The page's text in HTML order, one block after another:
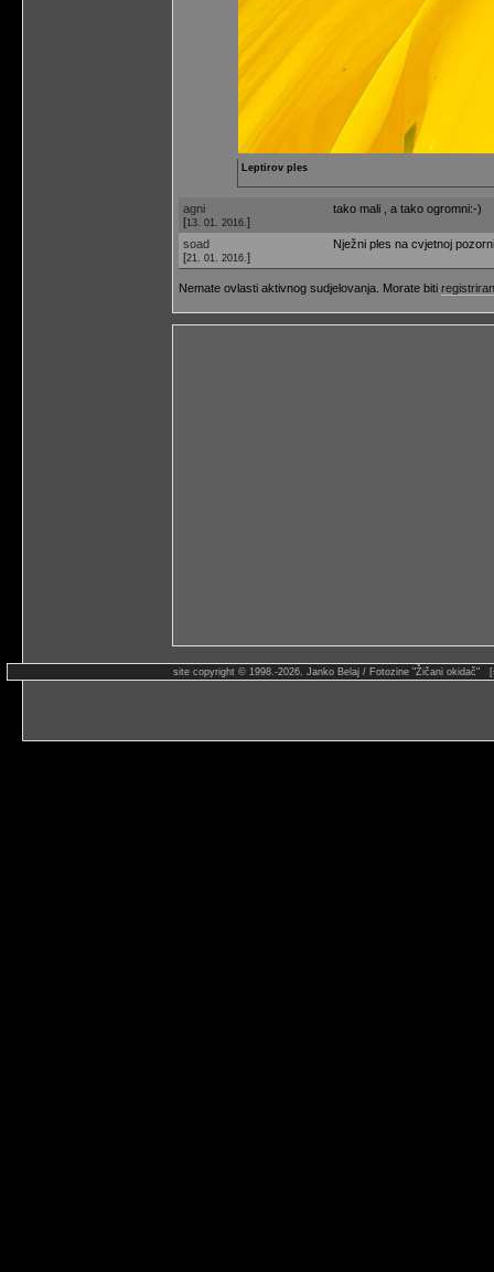
Leptirov ples
agni
[13. 01. 2016. ]
tako mali , a tako ogromni:-)
soad
[21. 01. 2016. ]
Nježni ples na cvjetnoj
Nemate ovlasti aktivnog sudjelovanja. Morate biti
site copyright © 1998.-2026. Janko Belaj / Fotozine "Žičani okidač"